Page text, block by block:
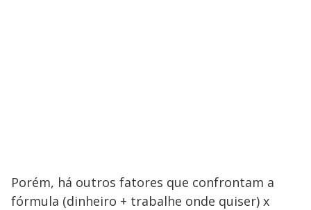
Porém, há outros fatores que confrontam a
fórmula (dinheiro + trabalhe onde quiser) x